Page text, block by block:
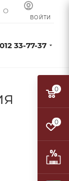
О компании
ВОЙТИ
33-77-37
0
0